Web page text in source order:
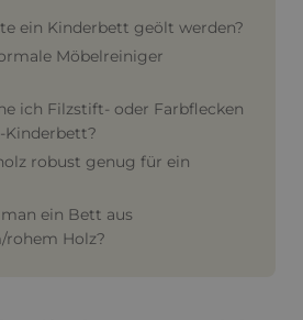
ein Kinderbett geölt werden?
Möbelreiniger
ich Filzstift- oder Farbflecken
Kinderbett?
robust genug für ein
ein Bett aus
rohem Holz?